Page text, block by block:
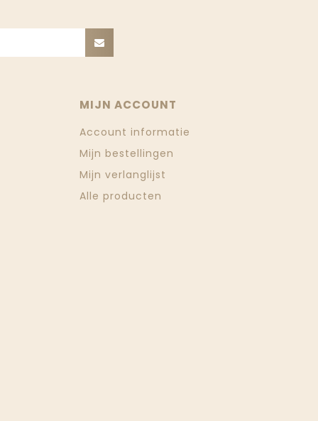
MIJN ACCOUNT
Account informatie
Mijn bestellingen
Mijn verlanglijst
Alle producten